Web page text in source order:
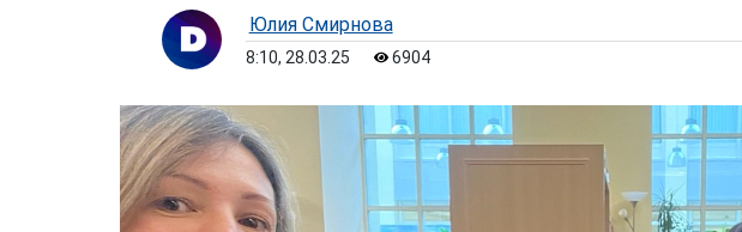
Юлия Смирнова
8:10, 28.03.25 6904